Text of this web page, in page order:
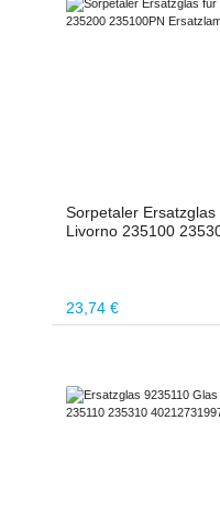
Sorpetaler
Regulärer Preis:
23,74 €